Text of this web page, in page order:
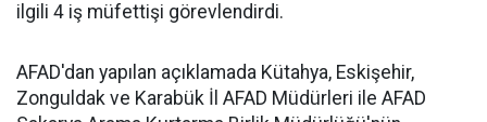
ilgili 4 iş müfettişi görevlendirdi.
AFAD'dan yapılan açıklamada Kütahya, Eskişehir,
Zonguldak ve Karabük İl AFAD Müdürleri ile AFAD